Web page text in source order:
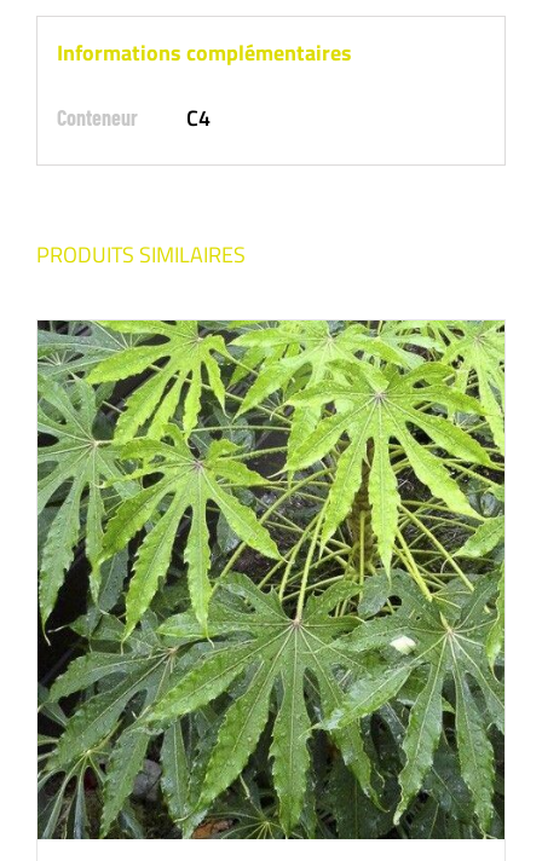
Informations complémentaires
Conteneur C4
PRODUITS SIMILAIRES